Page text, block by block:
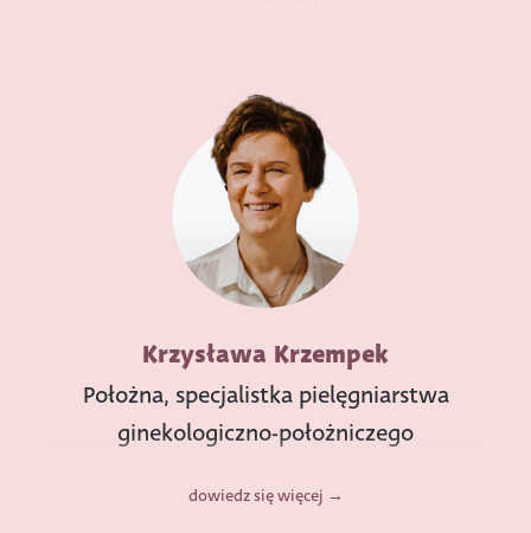
Krzysława Krzempek
Położna, specjalistka pielęgniarstwa
ginekologiczno-położniczego
dowiedz się więcej